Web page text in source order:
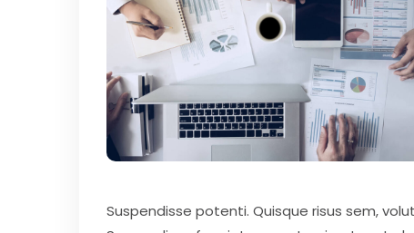
Suspendisse potenti. Quisque risus sem,